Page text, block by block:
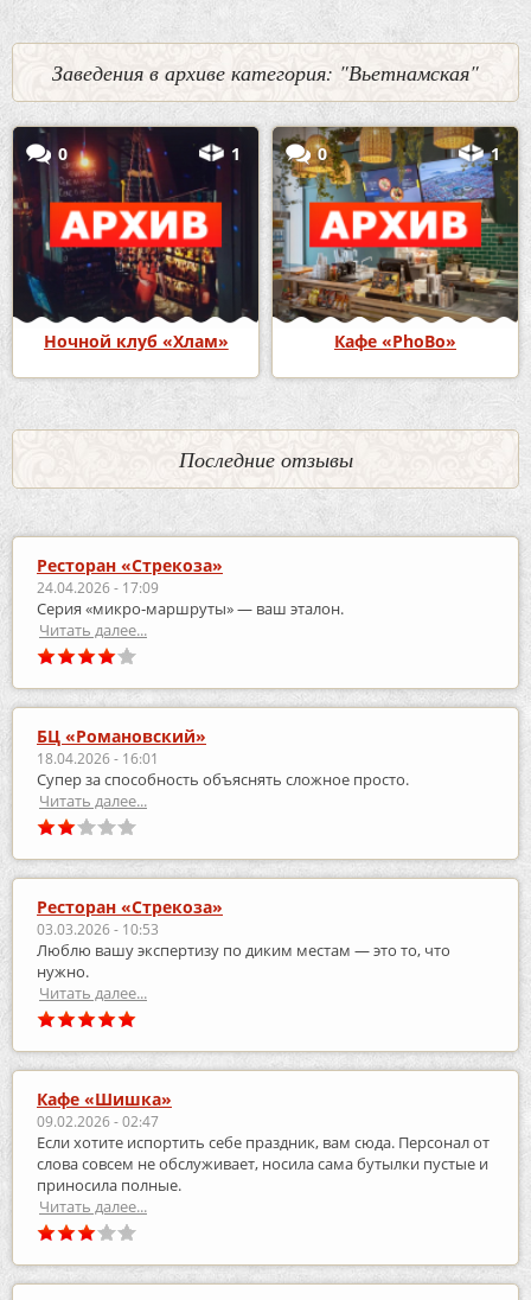
Заведения в архиве категория: "Вьетнамская"
0 1
Ночной клуб «Хлам»
0 1
Кафе «PhoBo»
Последние отзывы
Ресторан «Стрекоза»
24.04.2026 - 17:09
Серия «микро‑маршруты» — ваш эталон.
Читать далее...
БЦ «Романовский»
18.04.2026 - 16:01
Супер за способность объяснять сложное просто.
Читать далее...
Ресторан «Стрекоза»
03.03.2026 - 10:53
Люблю вашу экспертизу по диким местам — это то, что
нужно.
Читать далее...
Кафе «Шишка»
09.02.2026 - 02:47
Если хотите испортить себе праздник, вам сюда. Персонал от
слова совсем не обслуживает, носила сама бутылки пустые и
приносила полные.
Читать далее...